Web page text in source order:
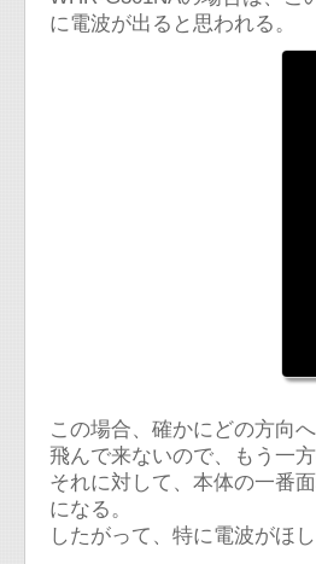
に電波が出ると思われる。
この場合、確かにどの方向
飛んで来ないので、もう一
それに対して、本体の一番
になる。
したがって、特に電波がほ